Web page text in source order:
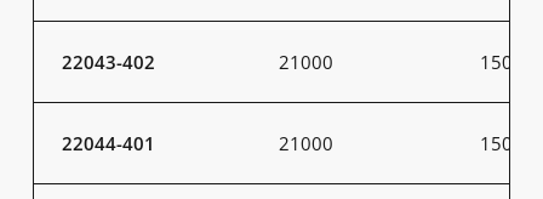
22043-402 21000 150
22044-401 21000 150